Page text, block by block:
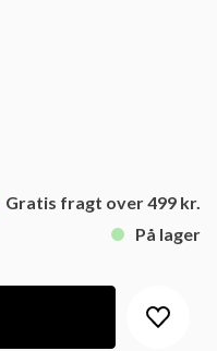
Gratis fragt over 499 kr.
På lager